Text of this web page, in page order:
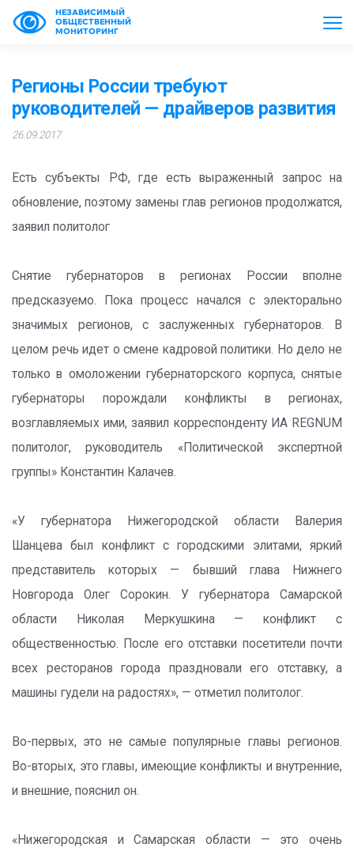
НЕЗАВИСИМЫЙ
ОБЩЕСТВЕННЫЙ
МОНИТОРИНГ
Регионы России требуют
руководителей — драйверов развития
26.09.2017
Есть субъекты РФ, где есть выраженный запрос на
обновление, поэтому замены глав регионов продолжатся,
заявил политолог
Снятие губернаторов в регионах России вполне
предсказуемо. Пока процесс начался с электорально
значимых регионов, с заслуженных губернаторов. В
целом речь идет о смене кадровой политики. Но дело не
только в омоложении губернаторского корпуса, снятые
губернаторы порождали конфликты в регионах,
возглавляемых ими, заявил корреспонденту ИА REGNUM
политолог, руководитель «Политической экспертной
группы» Константин Калачев.
«У губернатора Нижегородской области Валерия
Шанцева был конфликт с городскими элитами, яркий
представитель которых — бывший глава Нижнего
Новгорода Олег Сорокин. У губернатора Самарской
области Николая Меркушкина — конфликт с
общественностью. После его отставки посетители почти
всех ресторанов города праздновали его отставку, а
машины гудели на радостях», — отметил политолог.
Во-первых, это не самые популярные главы регионов.
Во-вторых, это главы, имеющие конфликты и внутренние,
и внешние, пояснил он.
«Нижегородская и Самарская области — это очень